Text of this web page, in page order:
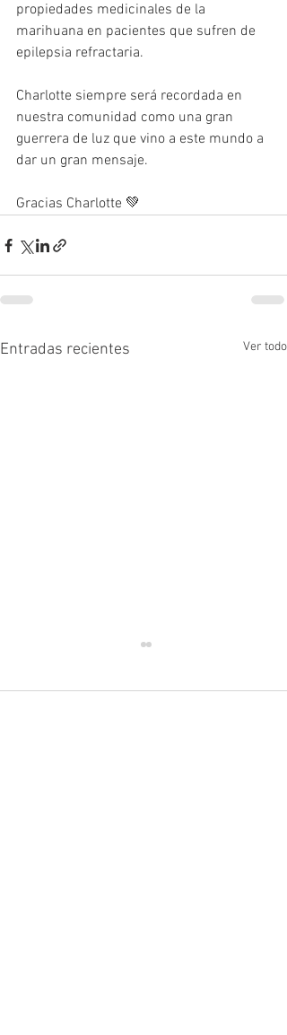
propiedades medicinales de la
marihuana en pacientes que sufren de
epilepsia refractaria.
Charlotte siempre será recordada en
nuestra comunidad como una gran
guerrera de luz que vino a este mundo a
dar un gran mensaje.
Gracias Charlotte 💚
Entradas recientes Ver todo